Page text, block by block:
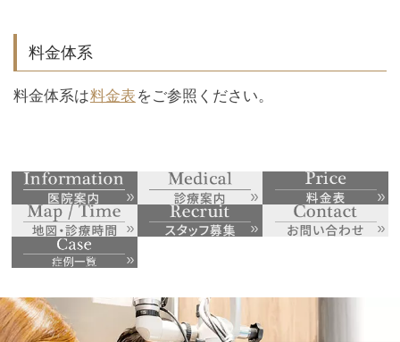
料金体系
料金体系は料金表 をご参照ください。